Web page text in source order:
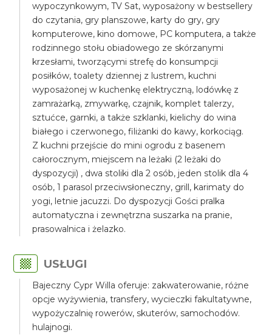
wypoczynkowym, TV Sat, wyposażony w bestsellery
do czytania, gry planszowe, karty do gry, gry
komputerowe, kino domowe, PC komputera, a także
rodzinnego stołu obiadowego ze skórzanymi
krzesłami, tworzącymi strefę do konsumpcji
posiłków, toalety dziennej z lustrem, kuchni
wyposażonej w kuchenkę elektryczną, lodówkę z
zamrażarką, zmywarkę, czajnik, komplet talerzy,
sztućce, garnki, a także szklanki, kielichy do wina
białego i czerwonego, filiżanki do kawy, korkociąg.
Z kuchni przejście do mini ogrodu z basenem
całorocznym, miejscem na leżaki (2 leżaki do
dyspozycji) , dwa stoliki dla 2 osób, jeden stolik dla 4
osób, 1 parasol przeciwsłoneczny, grill, karimaty do
yogi, letnie jacuzzi. Do dyspozycji Gości pralka
automatyczna i zewnętrzna suszarka na pranie,
prasowalnica i żelazko.
USŁUGI
Bajeczny Cypr Willa oferuje: zakwaterowanie, różne
opcje wyżywienia, transfery, wycieczki fakultatywne,
wypożyczalnię rowerów, skuterów, samochodów.
hulajnogi.